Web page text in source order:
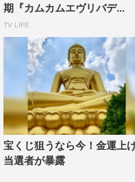
母娘3代のヒロインが同
家族写真を撮りたいと思
登りは家族写真の定番
期『カムカムエヴリバデ...
TV LIFE
宝くじ狙うなら今！金運上
当選者が暴露